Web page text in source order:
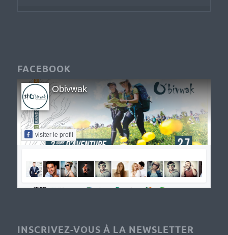
FACEBOOK
Obivwak
visiter le profil
INSCRIVEZ-VOUS À LA NEWSLETTER